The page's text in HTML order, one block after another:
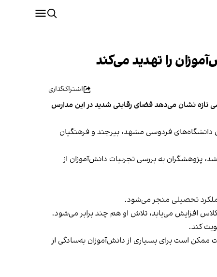
را تهدید می‌کند
اشتراک‌گذاری
تازه نشان می‌دهد فضای رقابتی شدید در این مدارس
فردوسی مشهد، بیرجند و فرهنگیان
پژوهشگران به بررسی تجربیات دانش‌آموزان از
عملکرد تحصیلی منجر می‌شود.
افزایش می‌یابد، تلاش او هم چند برابر می‌شود.
کند.
ممکن است برای بسیاری از دانش‌آموزان به‌سادگی از